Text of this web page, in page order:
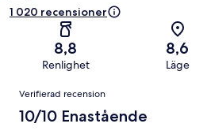
1 020 recensioner
8,8
Renlighet
8,6
Läge
Recensioner
Verifierad recension
10/10 Enastående